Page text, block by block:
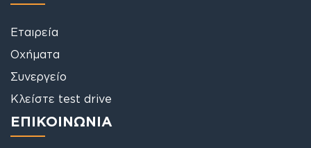
Εταιρεία
Οχήματα
Συνεργείο
Κλείστε test drive
ΕΠΙΚΟΙΝΩΝΙΑ